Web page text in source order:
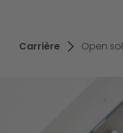
Carrière Open